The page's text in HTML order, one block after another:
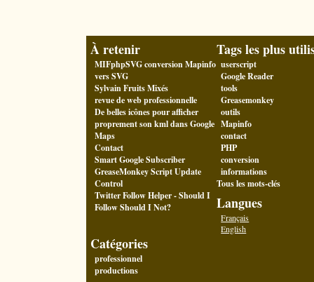
À retenir
MIFphpSVG conversion Mapinfo
vers SVG
Sylvain Fruits Mixés
revue de web professionnelle
De belles icônes pour afficher
proprement son kml dans Google
Maps
Contact
Smart Google Subscriber
GreaseMonkey Script Update
Control
Twitter Follow Helper - Should I
Follow Should I Not?
Tags les plus
userscript
Google Reader
tools
Greasemonkey
outils
Mapinfo
contact
PHP
conversion
informations
Tous les mots-clés
Langues
Français
English
Catégories
professionnel
productions